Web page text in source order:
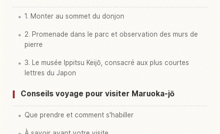
1. Monter au sommet du donjon
2. Promenade dans le parc et observation des murs de
pierre
3. Le musée Ippitsu Keijō, consacré aux plus courtes
lettres du Japon
Conseils voyage pour visiter Maruoka-jō
Que prendre et comment s'habiller